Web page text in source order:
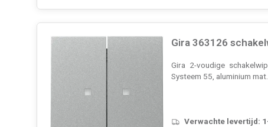
Gira 363126
Gira 2-voudige
Systeem 55, aluminium mat.
Verwachte levertijd: